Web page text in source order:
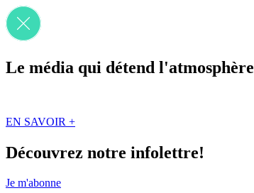
Le média qui détend l'atmosphère
EN SAVOIR +
Découvrez notre infolettre!
Je m'abonne